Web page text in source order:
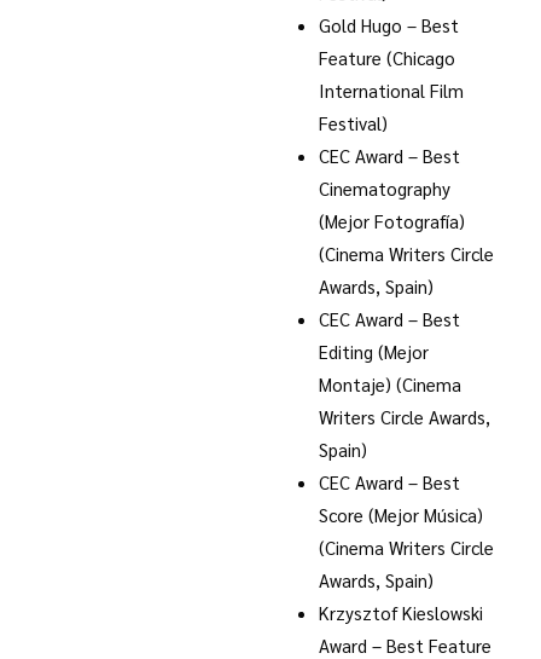
Gold Hugo – Best
Feature (Chicago
International Film
Festival)
CEC Award – Best
Cinematography
(Mejor Fotografía)
(Cinema Writers Circle
Awards, Spain)
CEC Award – Best
Editing (Mejor
Montaje) (Cinema
Writers Circle Awards,
Spain)
CEC Award – Best
Score (Mejor Música)
(Cinema Writers Circle
Awards, Spain)
Krzysztof Kieslowski
Award – Best Feature